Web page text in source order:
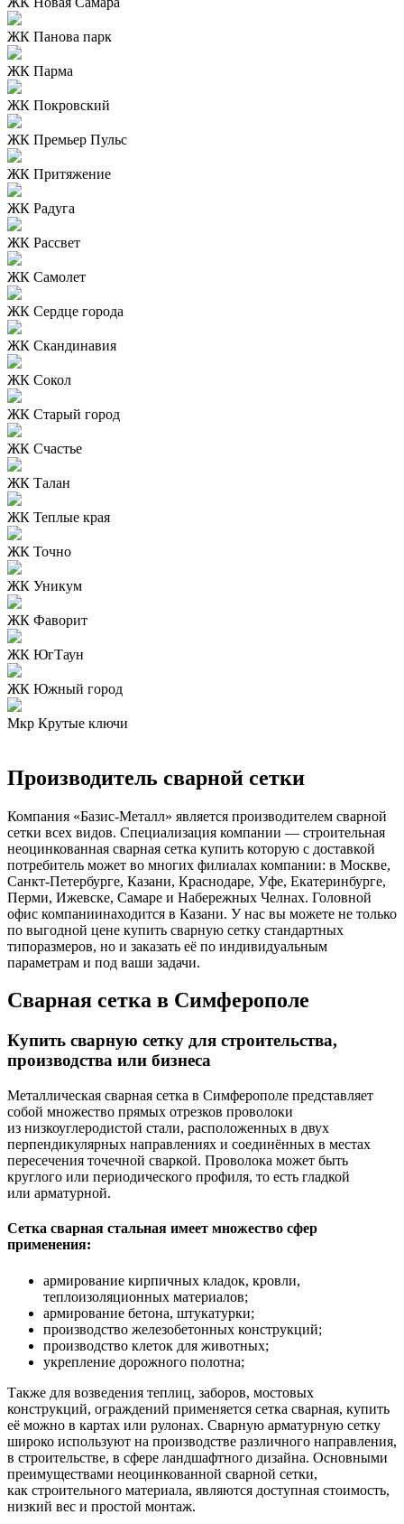
ЖК Панова парк
ЖК Парма
ЖК Покровский
ЖК Премьер Пульс
ЖК Притяжение
ЖК Радуга
ЖК Рассвет
ЖК Самолет
ЖК Сердце города
ЖК Скандинавия
ЖК Сокол
ЖК Старый город
ЖК Счастье
ЖК Талан
ЖК Теплые края
ЖК Точно
ЖК Уникум
ЖК Фаворит
ЖК ЮгТаун
ЖК Южный город
Мкр Крутые ключи
Производитель сварной сетки
Компания «Базис-Металл» является производителем сварной
сетки всех видов. Специализация компании — строительная
неоцинкованная сварная сетка купить которую с доставкой
потребитель может во многих филиалах компании: в Москве,
Санкт-Петербурге, Казани, Краснодаре, Уфе, Екатеринбурге,
Перми, Ижевске, Самаре и Набережных Челнах. Головной
офис компаниинаходится в Казани. У нас вы можете не только
по выгодной цене купить сварную сетку стандартных
типоразмеров, но и заказать её по индивидуальным
параметрам и под ваши задачи.
Сварная сетка в Симферополе
Купить сварную сетку для строительства,
производства или бизнеса
Металлическая сварная сетка в Симферополе представляет
собой множество прямых отрезков проволоки
из низкоуглеродистой стали, расположенных в двух
перпендикулярных направлениях и соединённых в местах
пересечения точечной сваркой. Проволока может быть
круглого или периодического профиля, то есть гладкой
или арматурной.
Сетка сварная стальная имеет множество сфер
применения:
армирование кирпичных кладок, кровли,
теплоизоляционных материалов;
армирование бетона, штукатурки;
производство железобетонных конструкций;
производство клеток для животных;
укрепление дорожного полотна;
Также для возведения теплиц, заборов, мостовых
конструкций, ограждений применяется сетка сварная, купить
её можно в картах или рулонах. Сварную арматурную сетку
широко используют на производстве различного направления,
в строительстве, в сфере ландшафтного дизайна. Основными
преимуществами неоцинкованной сварной сетки,
как строительного материала, являются доступная стоимость,
низкий вес и простой монтаж.